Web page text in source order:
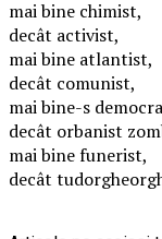
mai bine chimist,
decât activist,
mai bine atlantist,
decât comunist,
mai bine-s
decât orbanist
mai bine funerist,
decât